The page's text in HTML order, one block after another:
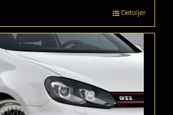
Detaljer